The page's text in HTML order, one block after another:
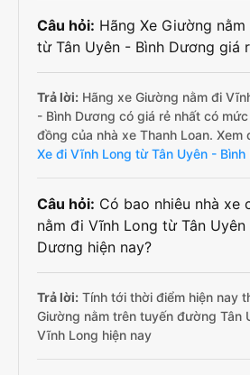
Câu hỏi: Hãng Xe Giường
từ Tân Uyên - Bình Dương giá
Trả lời: Hãng xe Giường nằm đi
- Bình Dương có giá rẻ nhất có
đồng của nhà xe Thanh Loan. Xem
Xe đi Vĩnh Long từ Tân Uyên - Bình
Câu hỏi: Có bao nhiêu nhà xe
nằm đi Vĩnh Long từ Tân Uyên
Dương hiện nay?
Trả lời: Tính tới thời điểm hiện nay
Giường nằm trên tuyến đường Tân
Vĩnh Long hiện nay